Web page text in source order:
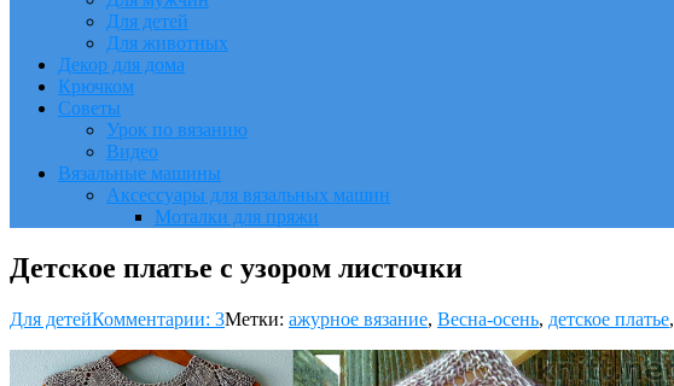
Для детей
Для животных
Декор для дома
Крючком
Советы
Урок по вязанию
Видео
Вязальные машины
Аксессуары для вязальных машин
Моталки для пряжи
Детское платье с узором листочки
Для детейКомментарии: 3Метки: ажурное вязание, Весна-осень, детское платье,